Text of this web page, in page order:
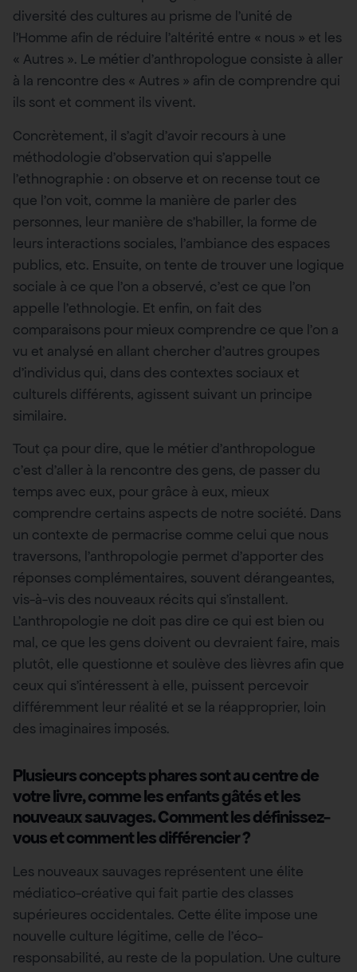
diversité des cultures au prisme de l’unité de
l’Homme afin de réduire l’altérité entre « nous » et les
« Autres ». Le métier d’anthropologue consiste à aller
à la rencontre des « Autres » afin de comprendre qui
ils sont et comment ils vivent.
Concrètement, il s’agit d’avoir recours à une
méthodologie d’observation qui s’appelle
l’ethnographie : on observe et on recense tout ce
que l’on voit, comme la manière de parler des
personnes, leur manière de s’habiller, la forme de
leurs interactions sociales, l’ambiance des espaces
publics, etc. Ensuite, on tente de trouver une logique
sociale à ce que l’on a observé, c’est ce que l’on
appelle l’ethnologie. Et enfin, on fait des
comparaisons pour mieux comprendre ce que l’on a
vu et analysé en allant chercher d’autres groupes
d’individus qui, dans des contextes sociaux et
culturels différents, agissent suivant un principe
similaire.
Tout ça pour dire, que le métier d’anthropologue
c’est d’aller à la rencontre des gens, de passer du
temps avec eux, pour grâce à eux, mieux
comprendre certains aspects de notre société. Dans
un contexte de permacrise comme celui que nous
traversons, l’anthropologie permet d’apporter des
réponses complémentaires, souvent dérangeantes,
vis-à-vis des nouveaux récits qui s’installent.
L’anthropologie ne doit pas dire ce qui est bien ou
mal, ce que les gens doivent ou devraient faire, mais
plutôt, elle questionne et soulève des lièvres afin que
ceux qui s’intéressent à elle, puissent percevoir
différemment leur réalité et se la réapproprier, loin
des imaginaires imposés.
Plusieurs concepts phares sont au centre de
votre livre, comme les enfants gâtés et les
nouveaux sauvages. Comment les définissez-
vous et comment les différencier ?
Les nouveaux sauvages représentent une élite
médiatico-créative qui fait partie des classes
supérieures occidentales. Cette élite impose une
nouvelle culture légitime, celle de l’éco-
responsabilité, au reste de la population. Une culture